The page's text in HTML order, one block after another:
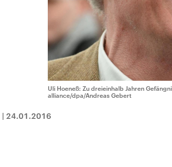
Uli Hoeneß: Zu dreieinhalb Jahren
alliance/dpa/Andreas Gebert
| 24.01.2016